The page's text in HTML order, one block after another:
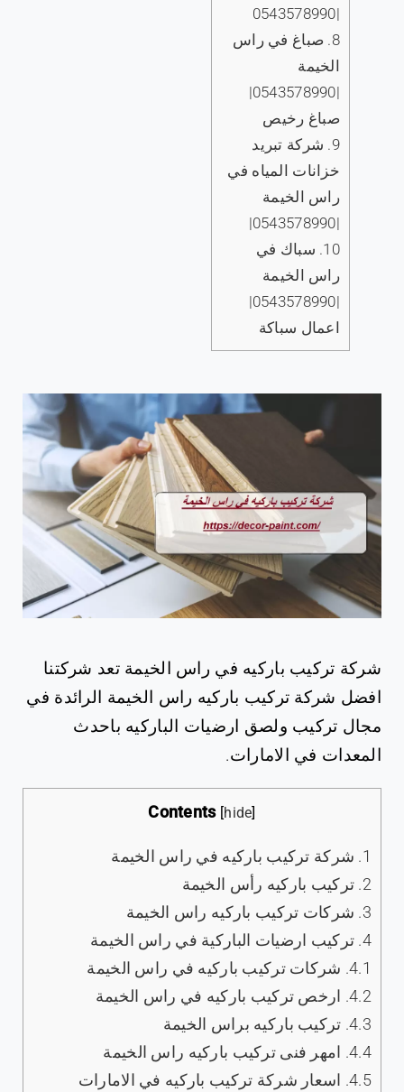
|0543578990
8. صباغ في راس
الخيمة
|0543578990|
صباغ رخيص
9. شركة تبريد
خزانات المياه في
راس الخيمة
|0543578990|
10. سباك في
راس الخيمة
|0543578990|
اعمال سباكة
شركة تركيب باركيه في راس الخيمةتعد شركتنا
افضل شركة تركيب باركيه راس الخيمة الرائدة في
مجال تركيب ولصق ارضيات الباركيه باحدث
المعدات في الامارات.
Contents [hide]
1. شركة تركيب باركيه في راس الخيمة
2. تركيب باركيه رأس الخيمة
3. شركات تركيب باركيه راس الخيمة
4. تركيب ارضيات الباركية في راس الخيمة
4.1. شركات تركيب باركيه في راس الخيمة
4.2. ارخص تركيب باركيه في راس الخيمة
4.3. تركيب باركيه براس الخيمة
4.4. امهر فنى تركيب باركيه راس الخيمة
4.5. اسعار شركة تركيب باركيه في الامارات